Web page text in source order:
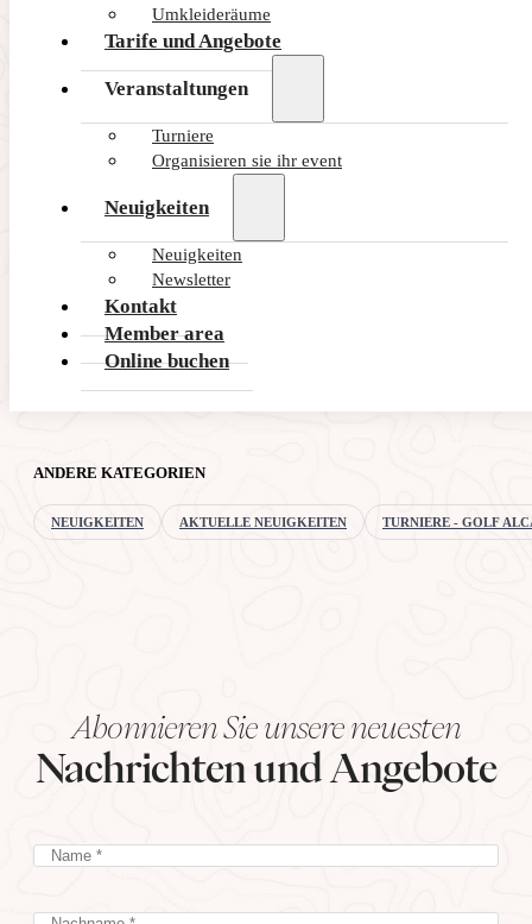
Umkleideräume
Tarife und Angebote
Veranstaltungen
Turniere
Organisieren sie ihr event
Neuigkeiten
Neuigkeiten
Newsletter
Kontakt
Member area
Online buchen
DAS KÖNNTE SIE INTERESSIEREN
UNKATEGORISIERT
59 Club Golf Flag Award
ANDERE KATEGORIEN
NEUIGKEITEN AKTUELLE NEUIGKEITEN TURNIERE - GOLF
Abonnieren Sie unsere neuesten
Nachrichten und Angebote